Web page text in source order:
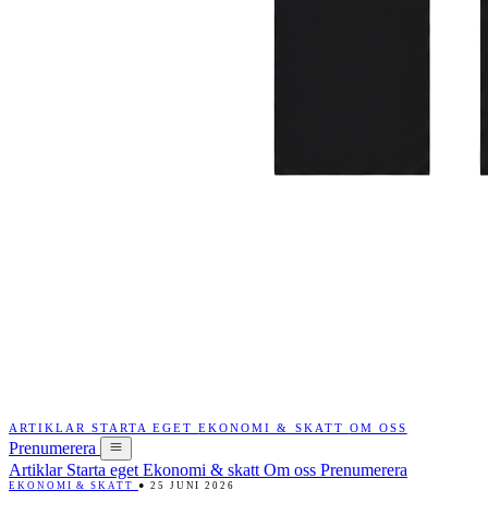
ARTIKLARSTARTA EGETEKONOMI & SKATT OM OSS
Prenumerera
Artiklar Starta eget Ekonomi & skatt Om oss Prenumerera
EKONOMI & SKATT ● 25 JUNI 2026